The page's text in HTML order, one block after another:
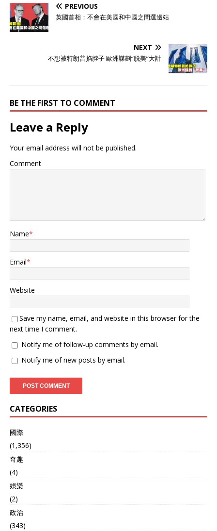
PREVIOUS
英國首相：不會在美國和中國之間選邊站
NEXT
不想被特朗普掐脖子 歐洲謀劃“脱美”大計
BE THE FIRST TO COMMENT
Leave a Reply
Your email address will not be published.
Comment
Name*
Email*
Website
Save my name, email, and website in this browser for the
next time I comment.
Notify me of follow-up comments by email.
Notify me of new posts by email.
CATEGORIES
國際
(1,356)
奇趣
(4)
娛樂
(2)
政治
(343)